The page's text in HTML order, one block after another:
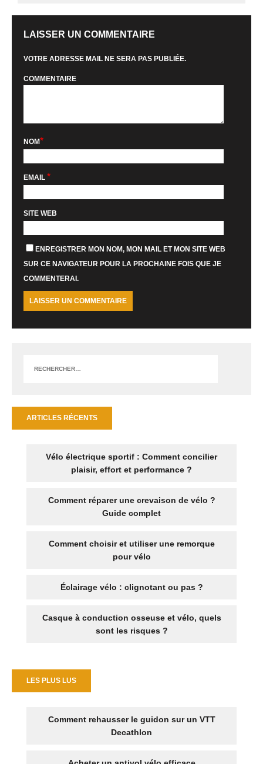
LAISSER UN COMMENTAIRE
VOTRE ADRESSE MAIL NE SERA PAS PUBLIÉE.
COMMENTAIRE
NOM*
EMAIL *
SITE WEB
ENREGISTRER MON NOM, MON MAIL ET MON SITE WEB
SUR CE NAVIGATEUR POUR LA PROCHAINE FOIS QUE JE
COMMENTERAI.
ARTICLES RÉCENTS
Vélo électrique sportif : Comment concilier
plaisir, effort et performance ?
Comment réparer une crevaison de vélo ?
Guide complet
Comment choisir et utiliser une remorque
pour vélo
Éclairage vélo : clignotant ou pas ?
Casque à conduction osseuse et vélo, quels
sont les risques ?
LES PLUS LUS
Comment rehausser le guidon sur un VTT
Decathlon